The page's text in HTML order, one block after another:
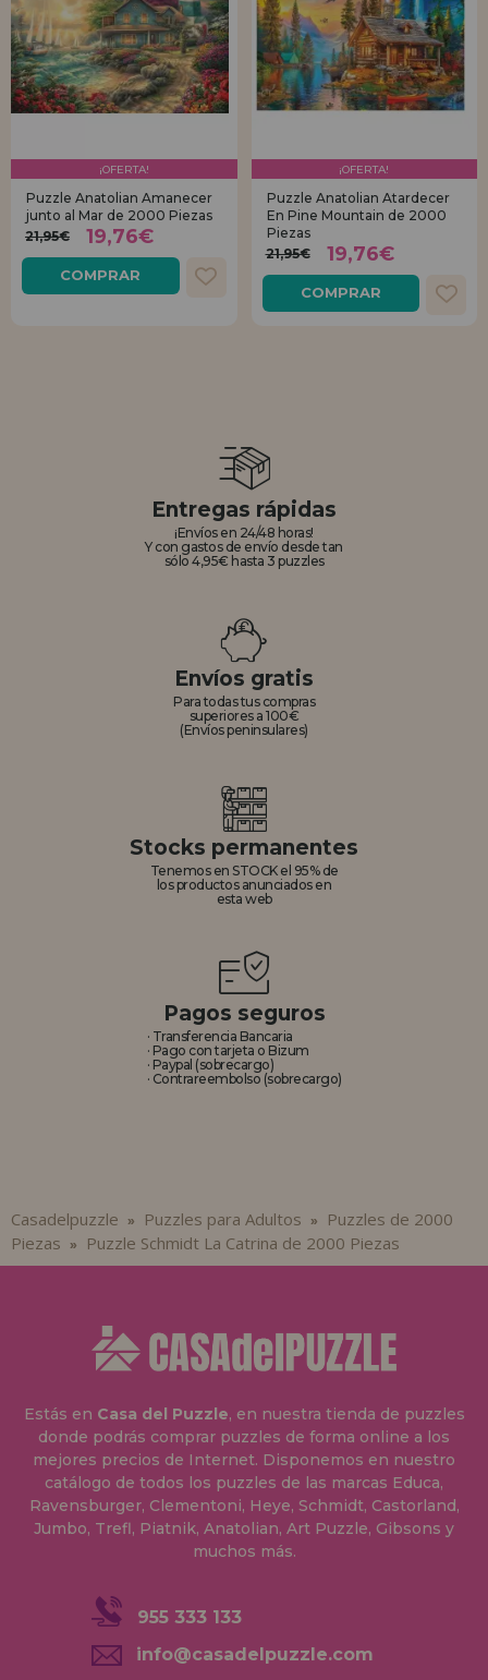
¡OFERTA!
Puzzle Anatolian Amanecer
junto al Mar de 2000 Piezas
21,95€
19,76€
COMPRAR
¡OFERTA!
Puzzle Anatolian Atardecer
En Pine Mountain de 2000
Piezas
21,95€
19,76€
COMPRAR
Entregas rápidas
¡Envíos en 24/48 horas!
Y con gastos de envío desde tan
sólo 4,95€ hasta 3 puzzles
Envíos gratis
Para todas tus compras
superiores a 100€
(Envíos peninsulares)
Stocks permanentes
Tenemos en STOCK el 95% de
los productos anunciados en
esta web
Pagos seguros
· Transferencia Bancaria
· Pago con tarjeta o Bizum
· Paypal (sobrecargo)
· Contrareembolso (sobrecargo)
Casadelpuzzle » Puzzles para Adultos »
Puzzles de 2000
Piezas » Puzzle Schmidt La Catrina de 2000 Piezas
Estás en Casa del Puzzle, en nuestra tienda de puzzles
donde podrás comprar puzzles de forma online a los
mejores precios de Internet. Disponemos en nuestro
catálogo de todos los puzzles de las marcas Educa,
Ravensburger, Clementoni, Heye, Schmidt, Castorland,
Jumbo, Trefl, Piatnik, Anatolian, Art Puzzle, Gibsons y
muchos más.
955 333 133
info@casadelpuzzle.com